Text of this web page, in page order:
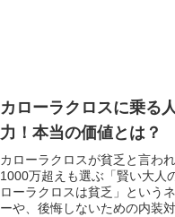
カローラクロスに乗る
力！本当の価値とは？
カローラクロスが貧乏と言わ
1000万超えも選ぶ「賢い大人
ローラクロスは貧乏」という
ーや、後悔しないための内装